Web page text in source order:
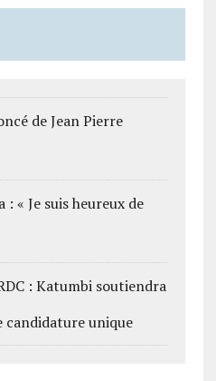
de Jean Pierre
: « Je suis heureux de
: Katumbi soutiendra
candidature unique